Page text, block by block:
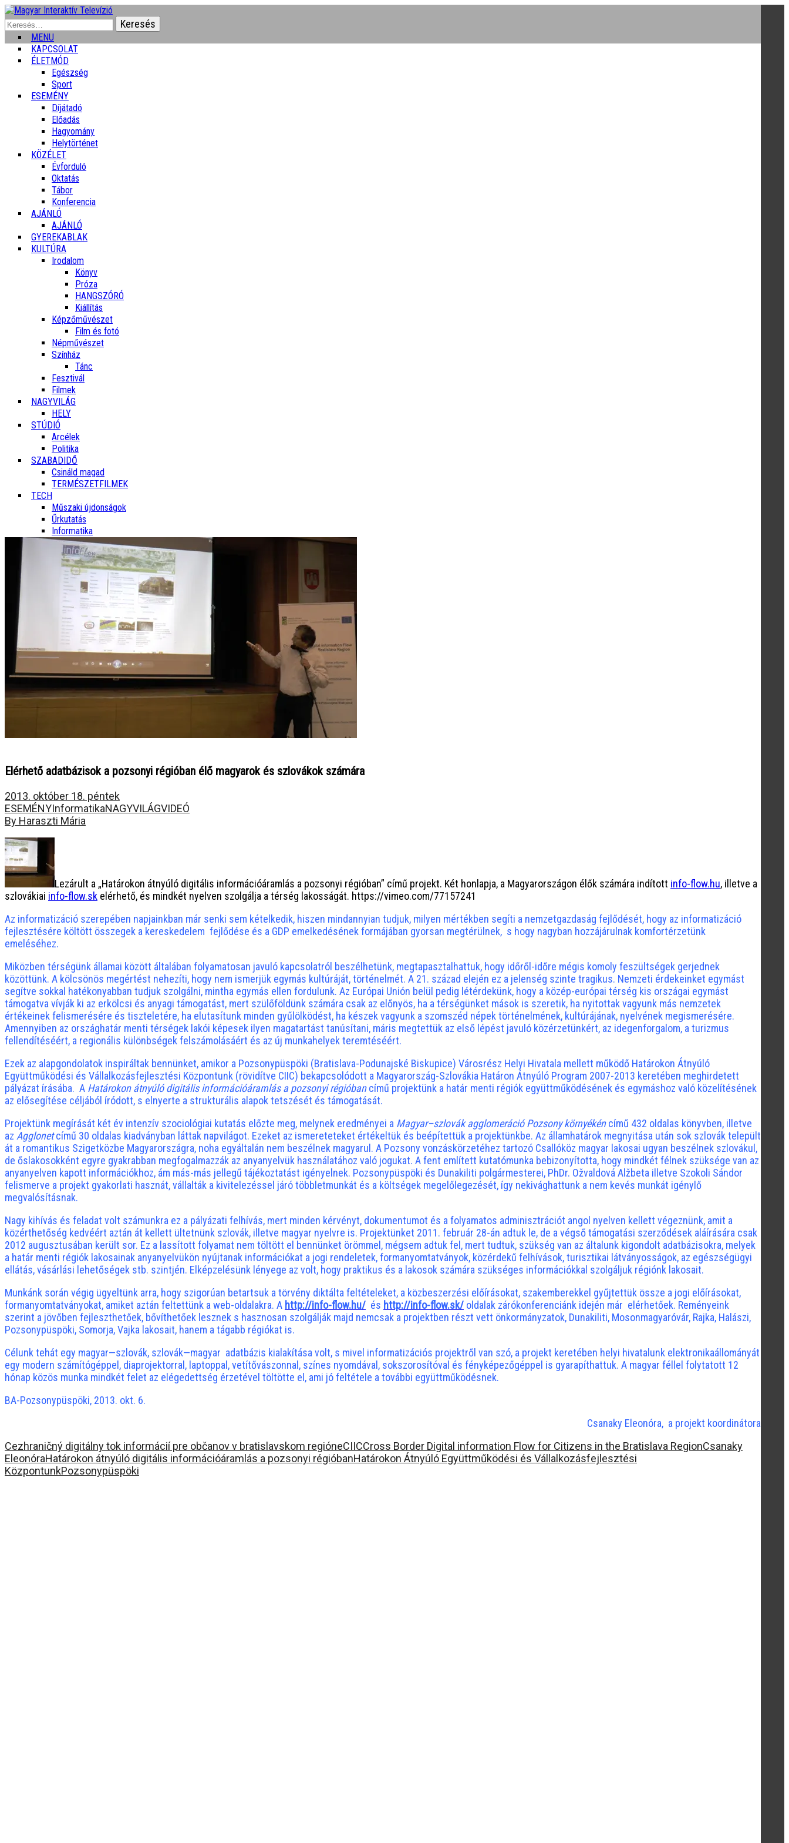
Keresés:
MENU
KAPCSOLAT
ÉLETMÓD
Egészség
Sport
ESEMÉNY
Díjátadó
Előadás
Hagyomány
Helytörténet
KÖZÉLET
Évforduló
Oktatás
Tábor
Konferencia
AJÁNLÓ
AJÁNLÓ
GYEREKABLAK
KULTÚRA
Irodalom
Könyv
Próza
HANGSZÓRÓ
Kiállítás
Képzőművészet
Film és fotó
Népművészet
Színház
Tánc
Fesztivál
Filmek
NAGYVILÁG
HELY
STÚDIÓ
Arcélek
Politika
SZABADIDŐ
Csináld magad
TERMÉSZETFILMEK
TECH
Műszaki újdonságok
Űrkutatás
Informatika
Elérhető adatbázisok a pozsonyi régióban élő magyarok és szlovákok számára
2013. október 18. péntek
ESEMÉNYInformatikaNAGYVILÁGVIDEÓ
By Haraszti Mária
Lezárult a „Határokon átnyúló digitális információáramlás a pozsonyi régióban” című projekt. Két honlapja, a Magyarországon élők számára indított info-flow.hu, illetve a
szlovákiai info-flow.sk elérhető, és mindkét nyelven szolgálja a térség lakosságát. https://vimeo.com/77157241
Az informatizáció szerepében napjainkban már senki sem kételkedik, hiszen mindannyian tudjuk, milyen mértékben segíti a nemzetgazdaság fejlődését, hogy az informatizáció
fejlesztésére költött összegek a kereskedelem fejlődése és a GDP emelkedésének formájában gyorsan megtérülnek, s hogy nagyban hozzájárulnak komfortérzetünk
emeléséhez.
Miközben térségünk államai között általában folyamatosan javuló kapcsolatról beszélhetünk, megtapasztalhattuk, hogy időről-időre mégis komoly feszültségek gerjednek
közöttünk. A kölcsönös megértést nehezíti, hogy nem ismerjük egymás kultúráját, történelmét. A 21. század elején ez a jelenség szinte tragikus. Nemzeti érdekeinket egymást
segítve sokkal hatékonyabban tudjuk szolgálni, mintha egymás ellen fordulunk. Az Európai Unión belül pedig létérdekünk, hogy a közép-európai térség kis országai egymást
támogatva vívják ki az erkölcsi és anyagi támogatást, mert szülőföldünk számára csak az előnyös, ha a térségünket mások is szeretik, ha nyitottak vagyunk más nemzetek
értékeinek felismerésére és tiszteletére, ha elutasítunk minden gyűlölködést, ha készek vagyunk a szomszéd népek történelmének, kultúrájának, nyelvének megismerésére.
Amennyiben az országhatár menti térségek lakói képesek ilyen magatartást tanúsítani, máris megtettük az első lépést javuló közérzetünkért, az idegenforgalom, a turizmus
fellendítéséért, a regionális különbségek felszámolásáért és az új munkahelyek teremtéséért.
Ezek az alapgondolatok inspiráltak bennünket, amikor a Pozsonypüspöki (Bratislava-Podunajské Biskupice) Városrész Helyi Hivatala mellett működő Határokon Átnyúló
Együttműködési és Vállalkozásfejlesztési Központunk (rövidítve CIIC) bekapcsolódott a Magyarország-Szlovákia Határon Átnyúló Program 2007-2013 keretében meghirdetett
pályázat írásába. A Határokon átnyúló digitális információáramlás a pozsonyi régióbancímű projektünk a határ menti régiók együttműködésének és egymáshoz való közelítésének
az elősegítése céljából íródott, s elnyerte a strukturális alapok tetszését és támogatását.
Projektünk megírását két év intenzív szociológiai kutatás előzte meg, melynek eredményei a Magyar–szlovák agglomeráció Pozsony környékéncímű 432 oldalas könyvben, illetve
az Agglonetcímű 30 oldalas kiadványban láttak napvilágot. Ezeket az ismereteteket értékeltük és beépítettük a projektünkbe. Az államhatárok megnyitása után sok szlovák települt
át a romantikus Szigetközbe Magyarországra, noha egyáltalán nem beszélnek magyarul. A Pozsony vonzáskörzetéhez tartozó Csallóköz magyar lakosai ugyan beszélnek szlovákul,
de őslakosokként egyre gyakrabban megfogalmazzák az anyanyelvük használatához való jogukat. A fent említett kutatómunka bebizonyította, hogy mindkét félnek szüksége van az
anyanyelven kapott információkhoz, ám más-más jellegű tájékoztatást igényelnek. Pozsonypüspöki és Dunakiliti polgármesterei, PhDr. Ožvaldová Alžbeta illetve Szokoli Sándor
felismerve a projekt gyakorlati hasznát, vállalták a kivitelezéssel járó többletmunkát és a költségek megelőlegezését, így nekivághattunk a nem kevés munkát igénylő
megvalósításnak.
Nagy kihívás és feladat volt számunkra ez a pályázati felhívás, mert minden kérvényt, dokumentumot és a folyamatos adminisztrációt angol nyelven kellett végeznünk, amit a
közérthetőség kedvéért aztán át kellett ültetnünk szlovák, illetve magyar nyelvre is. Projektünket 2011. február 28-án adtuk le, de a végső támogatási szerződések aláírására csak
2012 augusztusában került sor. Ez a lassított folyamat nem töltött el bennünket örömmel, mégsem adtuk fel, mert tudtuk, szükség van az általunk kigondolt adatbázisokra, melyek
a határ menti régiók lakosainak anyanyelvükön nyújtanak információkat a jogi rendeletek, formanyomtatványok, közérdekű felhívások, turisztikai látványosságok, az egészségügyi
ellátás, vásárlási lehetőségek stb. szintjén. Elképzelésünk lényege az volt, hogy praktikus és a lakosok számára szükséges információkkal szolgáljuk régiónk lakosait.
Munkánk során végig ügyeltünk arra, hogy szigorúan betartsuk a törvény diktálta feltételeket, a közbeszerzési előírásokat, szakemberekkel gyűjtettük össze a jogi előírásokat,
formanyomtatványokat, amiket aztán feltettünk a web-oldalakra. A http://info-flow.hu/ és http://info-flow.sk/ oldalak zárókonferenciánk idején már elérhetőek. Reményeink
szerint a jövőben fejleszthetőek, bővíthetőek lesznek s hasznosan szolgálják majd nemcsak a projektben részt vett önkormányzatok, Dunakiliti, Mosonmagyaróvár, Rajka, Halászi,
Pozsonypüspöki, Somorja, Vajka lakosait, hanem a tágabb régiókat is.
Célunk tehát egy magyar—szlovák, szlovák—magyar adatbázis kialakítása volt, s mivel informatizációs projektről van szó, a projekt keretében helyi hivatalunk elektronikaállományát
egy modern számítógéppel, diaprojektorral, laptoppal, vetítővászonnal, színes nyomdával, sokszorosítóval és fényképezőgéppel is gyarapíthattuk. A magyar féllel folytatott 12
hónap közös munka mindkét felet az elégedettség érzetével töltötte el, ami jó feltétele a további együttműködésnek.
BA-Pozsonypüspöki, 2013. okt. 6.
Csanaky Eleonóra, a projekt koordinátora
Cezhraničný digitálny tok informácií pre občanov v bratislavskom regióneCIICCross Border Digital information Flow for Citizens in the Bratislava RegionCsanaky
EleonóraHatárokon átnyúló digitális információáramlás a pozsonyi régióbanHatárokon Átnyúló Együttműködési és Vállalkozásfejlesztési
KözpontunkPozsonypüspöki